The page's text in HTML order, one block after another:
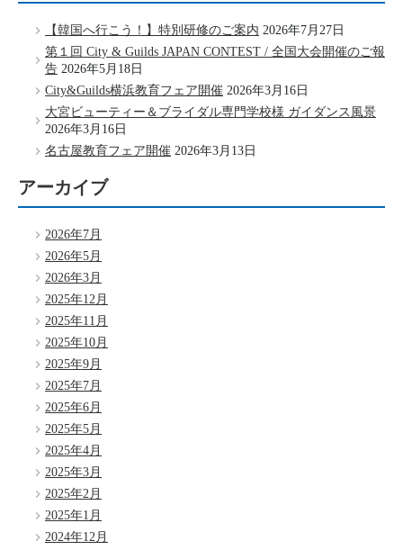
【韓国へ行こう！】特別研修のご案内 2026年7月27日
第１回 City & Guilds JAPAN CONTEST / 全国大会開催のご報
告 2026年5月18日
City&Guilds横浜教育フェア開催 2026年3月16日
大宮ビューティー＆ブライダル専門学校様 ガイダンス風景
2026年3月16日
名古屋教育フェア開催 2026年3月13日
アーカイブ
2026年7月
2026年5月
2026年3月
2025年12月
2025年11月
2025年10月
2025年9月
2025年7月
2025年6月
2025年5月
2025年4月
2025年3月
2025年2月
2025年1月
2024年12月